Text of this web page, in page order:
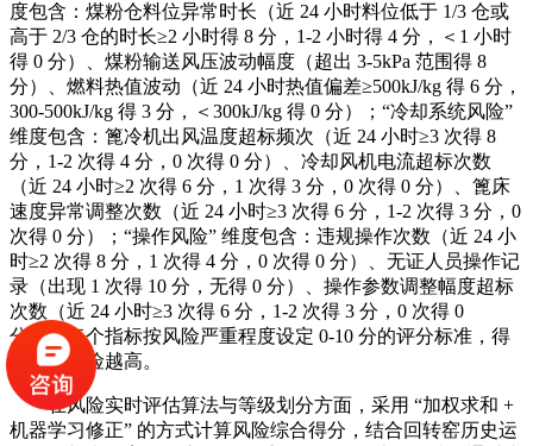
度包含：煤粉仓料位异常时长（近 24 小时料位低于 1/3 仓或
高于 2/3 仓的时长≥2 小时得 8 分，1-2 小时得 4 分，＜1 小时
得 0 分）、煤粉输送风压波动幅度（超出 3-5kPa 范围得 8
分）、燃料热值波动（近 24 小时热值偏差≥500kJ/kg 得 6 分，
300-500kJ/kg 得 3 分，＜300kJ/kg 得 0 分）；“冷却系统风险”
维度包含：篦冷机出风温度超标频次（近 24 小时≥3 次得 8
分，1-2 次得 4 分，0 次得 0 分）、冷却风机电流超标次数
（近 24 小时≥2 次得 6 分，1 次得 3 分，0 次得 0 分）、篦床
速度异常调整次数（近 24 小时≥3 次得 6 分，1-2 次得 3 分，0
次得 0 分）；“操作风险” 维度包含：违规操作次数（近 24 小
时≥2 次得 8 分，1 次得 4 分，0 次得 0 分）、无证人员操作记
录（出现 1 次得 10 分，无得 0 分）、操作参数调整幅度超标
次数（近 24 小时≥3 次得 6 分，1-2 次得 3 分，0 次得 0
分）。每个指标按风险严重程度设定 0-10 分的评分标准，得
分越高风险越高。
在风险实时评估算法与等级划分方面，采用 “加权求和 +
机器学习修正” 的方式计算风险综合得分，结合回转窑历史运